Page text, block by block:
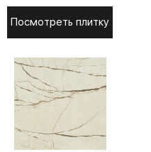
Посмотреть плитку